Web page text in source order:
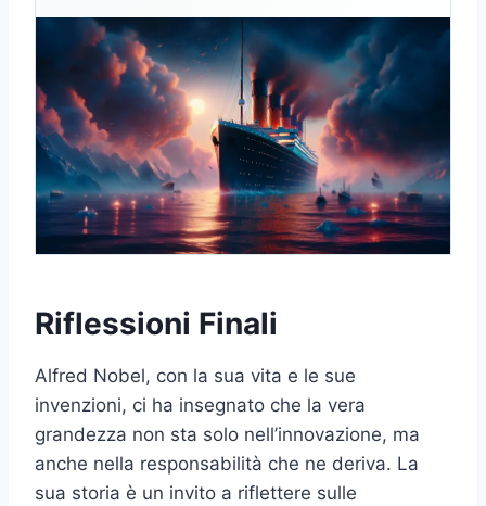
Riflessioni Finali
Alfred Nobel, con la sua vita e le sue
invenzioni, ci ha insegnato che la vera
grandezza non sta solo nell’innovazione, ma
anche nella responsabilità che ne deriva. La
sua storia è un invito a riflettere sulle